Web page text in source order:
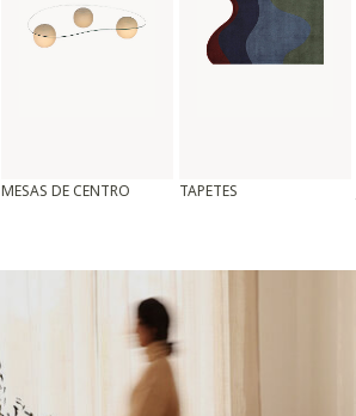
MESAS DE CENTRO TAPETES